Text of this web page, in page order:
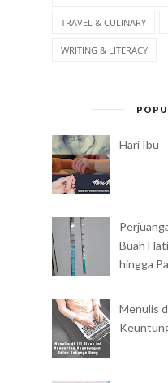
TRAVEL & CULINARY
WRITING & LITERACY
Hari Ibu
Buah
hingga
Menulis